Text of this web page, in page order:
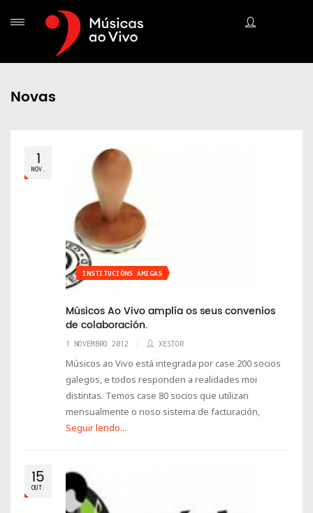
Novas
1
NOV.
INSTITUCIÓNS AMIGAS
Músicos Ao Vivo amplía os seus convenios
de colaboración.
1 NOVEMBRO 2012 XESTOR
Músicos ao Vivo está integrada por case 200 socios
galegos, e todos responden a realidades moi
distintas. Temos case 80 socios que utilizan
mensualmente o noso sistema de facturación,
Seguir lendo...
15
OUT.